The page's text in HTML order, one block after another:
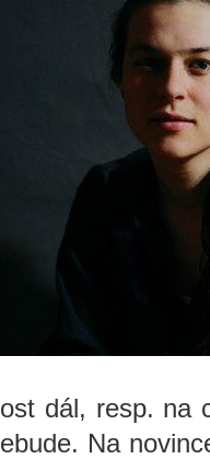
dál, resp. na
Na